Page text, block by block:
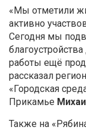
«Мы отметили
активно
Сегодня мы
работы ещё
рассказал
«Городская
Прикамье
Также на